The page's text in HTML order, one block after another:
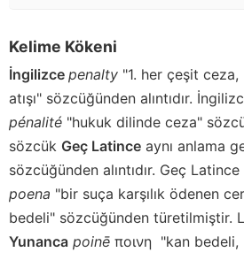
Kelime Kökeni
İngilizce penalty "1. her çeşit
atışı" sözcüğünden alıntıdır.
pénalité "hukuk dilinde ceza"
sözcük Geç Latince aynı anlama
sözcüğünden alıntıdır. Geç
poena "bir suça karşılık ödenen
bedeli" sözcüğünden türetilmiştir.
Yunanca poinē ποινη "kan bedeli,